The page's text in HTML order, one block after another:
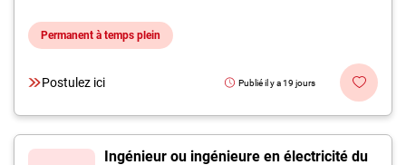
Permanent à temps plein
Postulez ici Publié il y a 19 jours
Ingénieur ou ingénieure en électricité du